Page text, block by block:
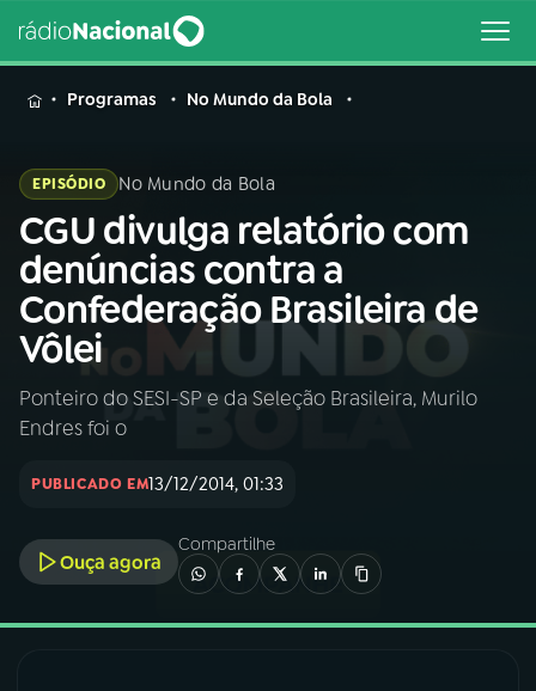
MENU
Buscar
na
Rádio
Nacional
Buscar
AO VIVO
01INÍCIO
PROGRAMAÇÃO
Programas No Mundo da Bola
EPISÓDIO No Mundo da Bola
CGU divulga relatório com
denúncias contra a
Confederação Brasileira de
Vôlei
Ponteiro do SESI-SP e da Seleção Brasileira, Murilo
Endres foi o
PUBLICADO EM13/12/2014, 01:33
Ouça agora
Compartilhe